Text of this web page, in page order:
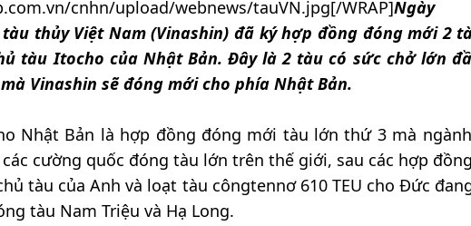
cnhn/upload/webnews/tauVN.jpg[/WRAP]Ngày
tàu thủy Việt Nam (Vinashin) đã ký hợp đồng đóng mới 2
tàu Itocho của Nhật Bản. Đây là 2 tàu có sức chở lớn
Vinashin sẽ đóng mới cho phía Nhật Bản.
Nhật Bản là hợp đồng đóng mới tàu lớn thứ 3 mà
cường quốc đóng tàu lớn trên thế giới, sau các hợp
tàu của Anh và loạt tàu côngtennơ 610 TEU cho Đức
tàu Nam Triệu và Hạ Long.